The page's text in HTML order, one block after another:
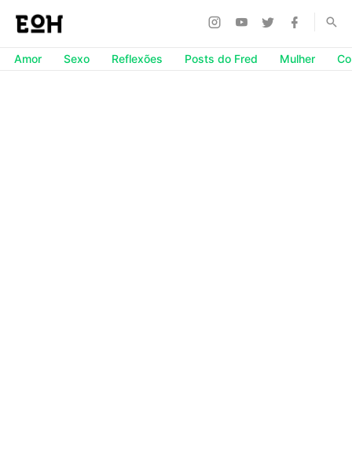
Amor Sexo Reflexões Posts do Fred Mulher